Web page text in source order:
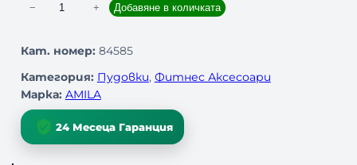
л
ч
е
с
т
− + Добавяне в количката
Кат. номер: 84585
Категория: Пудовки, Фитнес Аксесоари
Марка: AMILA
24 Месеца Гаранция